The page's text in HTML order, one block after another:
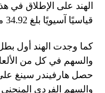
الهند على الإطلاق في
قياسيًا آسيويًا بلغ 34.92 مترًا.
كما وجدت الهند أول
والسهم في كل من
حصل هارفيندر سينغ
والسهم الفردي